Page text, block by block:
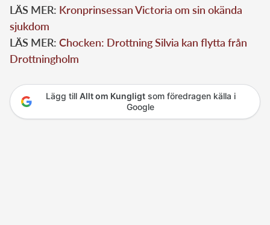
LÄS MER: Kronprinsessan Victoria om sin okända
sjukdom
LÄS MER: Chocken: Drottning Silvia kan flytta från
Drottningholm
Lägg till Allt om Kungligtsom föredragen källa i
Google